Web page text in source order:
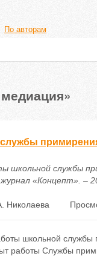
По авторам
школьной службы
«Концепт». –
Николаева
школьной
работы Службы